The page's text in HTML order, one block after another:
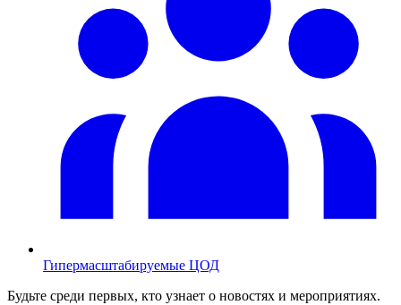
Гипермасштабируемые ЦОД
Будьте среди первых, кто узнает о новостях и мероприятиях.